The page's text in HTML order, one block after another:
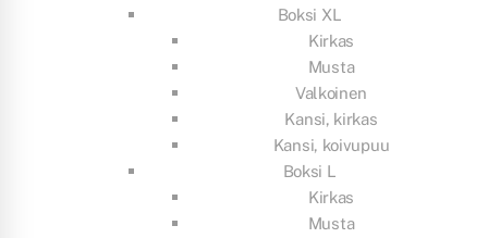
Boksi XL
Kirkas
Musta
Valkoinen
Kansi, kirkas
Kansi, koivupuu
Boksi L
Kirkas
Musta